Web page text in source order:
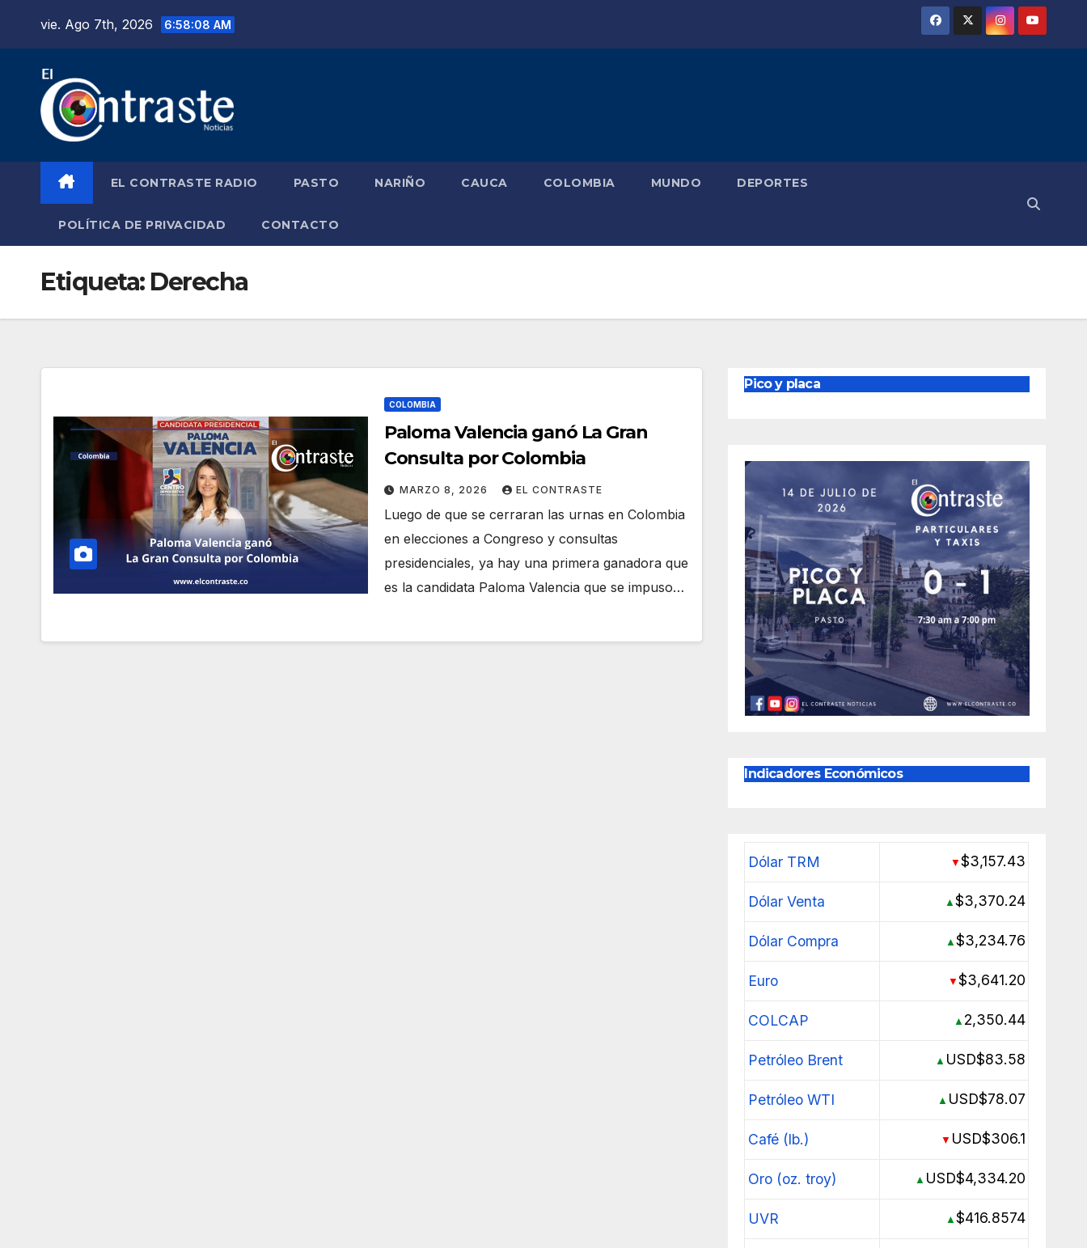
vie. Ago 7th, 2026 6:58:09 AM
EL CONTRASTE RADIO PASTO NARIÑO CAUCA COLOMBIA MUNDO DEPORTES
POLÍTICA DE PRIVACIDAD CONTACTO
Etiqueta: Derecha
COLOMBIA
Paloma Valencia ganó La Gran
Consulta por Colombia
MARZO 8, 2026 EL CONTRASTE
Luego de que se cerraran las urnas en Colombia
en elecciones a Congreso y consultas
presidenciales, ya hay una primera ganadora que
es la candidata Paloma Valencia que se impuso…
Pico y placa
Indicadores Económicos
Dólar TRM ▼$3,157.43
Dólar Venta ▲$3,370.24
Dólar Compra ▲$3,234.76
Euro ▼$3,641.20
COLCAP ▲ 2,350.44
Petróleo Brent ▲ USD$83.58
Petróleo WTI ▲ USD$78.07
Café (lb.) ▼ USD$306.1
Oro (oz. troy) ▲ USD$4,334.20
UVR ▲$416.8574